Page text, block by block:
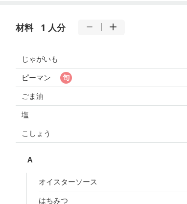
材料 1 人分
じゃがいも
ピーマン
ごま油
塩
こしょう
A
オイスターソース
はちみつ